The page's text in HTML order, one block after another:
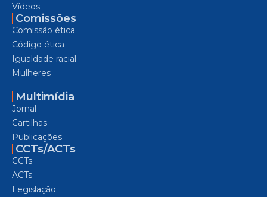
Vídeos
Comissões
Comissão ética
Código ética
Igualdade racial
Mulheres
Multimídia
Jornal
Cartilhas
Publicações
CCTs/ACTs
CCTs
ACTs
Legislação